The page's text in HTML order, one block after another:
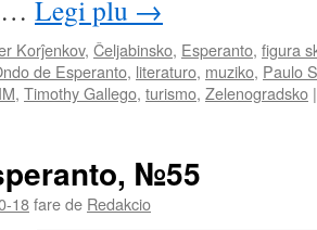
… Legi plu →
Korĵenkov, Ĉeljabinsko, Esperanto, figura
de Esperanto, literaturo, muziko, Paulo
, Timothy Gallego, turismo, Zelenogradsko |
№55
18fare de Redakcio